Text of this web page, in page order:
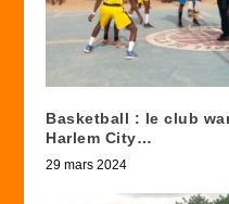
Basketball : le club
Harlem City…
29 mars 2024